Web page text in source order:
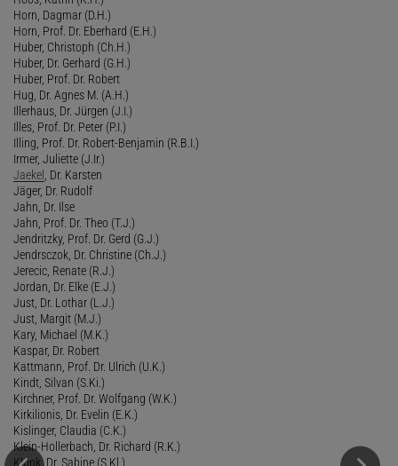
Horn, Dagmar (D.H.)
Horn, Prof. Dr. Eberhard (E.H.)
Huber, Christoph (Ch.H.)
Huber, Dr. Gerhard (G.H.)
Huber, Prof. Dr. Robert
Hug, Dr. Agnes M. (A.H.)
Illerhaus, Dr. Jürgen (J.I.)
Illes, Prof. Dr. Peter (P.I.)
Illing, Prof. Dr. Robert-Benjamin (R.B.I.)
Irmer, Juliette (J.Ir.)
Jaekel , Dr. Karsten
Jäger, Dr. Rudolf
Jahn, Dr. Ilse
Jahn, Prof. Dr. Theo (T.J.)
Jendritzky, Prof. Dr. Gerd (G.J.)
Jendrsczok, Dr. Christine (Ch.J.)
Jerecic, Renate (R.J.)
Jordan, Dr. Elke (E.J.)
Just, Dr. Lothar (L.J.)
Just, Margit (M.J.)
Kary, Michael (M.K.)
Kaspar, Dr. Robert
Kattmann, Prof. Dr. Ulrich (U.K.)
Kindt, Silvan (S.Ki.)
Kirchner, Prof. Dr. Wolfgang (W.K.)
Kirkilionis, Dr. Evelin (E.K.)
Kislinger, Claudia (C.K.)
Klein-Hollerbach, Dr. Richard (R.K.)
Klonk, Dr. Sabine (S.Kl.)